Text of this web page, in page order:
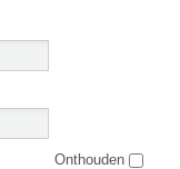
Onthouden